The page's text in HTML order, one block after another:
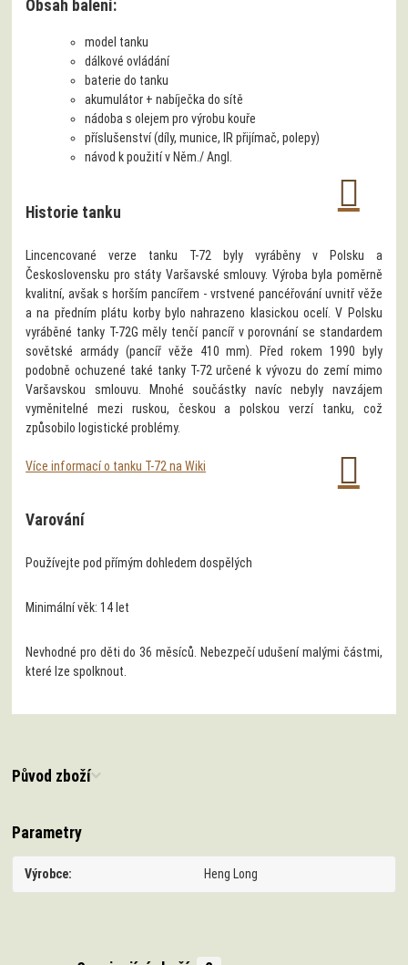
Obsah balení:
model tanku
dálkové ovládání
baterie do tanku
akumulátor + nabíječka do sítě
nádoba s olejem pro výrobu kouře
příslušenství (díly, munice, IR přijímač, polepy)
návod k použití v Něm./ Angl.
Historie tanku
Lincencované verze tanku T-72 byly vyráběny v Polsku a
Československu pro státy Varšavské smlouvy. Výroba byla poměrně
kvalitní, avšak s horším pancířem - vrstvené pancéřování uvnitř věže
a na předním plátu korby bylo nahrazeno klasickou ocelí. V Polsku
vyráběné tanky T-72G měly tenčí pancíř v porovnání se standardem
sovětské armády (pancíř věže 410 mm). Před rokem 1990 byly
podobně ochuzené také tanky T-72 určené k vývozu do zemí mimo
Varšavskou smlouvu. Mnohé součástky navíc nebyly navzájem
vyměnitelné mezi ruskou, českou a polskou verzí tanku, což
způsobilo logistické problémy.
Více informací o tanku T-72 na Wiki
Varování
Používejte pod přímým dohledem dospělých
Minimální věk: 14 let
Nevhodné pro děti do 36 měsíců. Nebezpečí udušení malými částmi,
které lze spolknout.
Původ zboží
Parametry
Výrobce Heng Long